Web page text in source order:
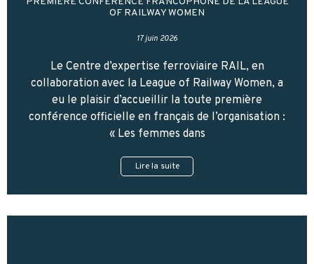
OF RAILWAY WOMEN
17 juin 2026
Le Centre d’expertise ferroviaire RAIL, en
collaboration avec la League of Railway Women, a
eu le plaisir d’accueillir la toute première
conférence officielle en français de l’organisation :
« Les femmes dans
Lire la suite